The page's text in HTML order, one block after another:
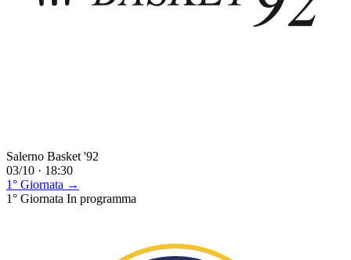
Salerno Basket '92
03/10 · 18:30
1° Giornata →
1° Giornata In programma